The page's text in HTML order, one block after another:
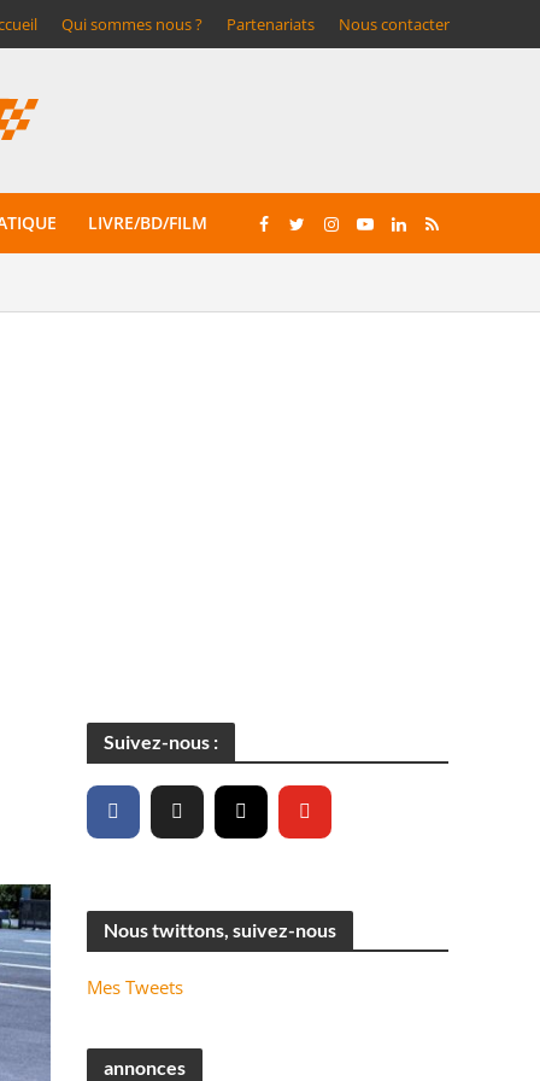
Qui sommes nous ? Partenariats Nous contacter
LIVRE/BD/FILM
Suivez-nous :
Nous twittons, suivez-nous
Mes Tweets
annonces